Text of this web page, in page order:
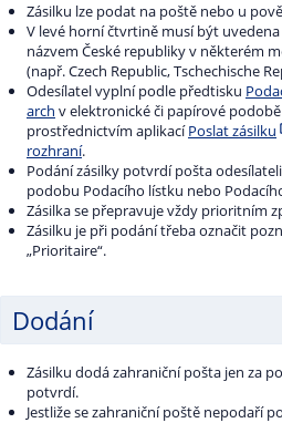
Zásilku lze podat na poště nebo u
V levé horní čtvrtině musí být
názvem České republiky v některém
(např. Czech Republic, Tschechische
Odesílatel vyplní podle předtisku
arch v elektronické či papírové
prostřednictvím aplikacíPoslat zásilku
rozhraní.
Podání zásilky potvrdí pošta
podobu Podacího lístku nebo
Zásilka se přepravuje vždy prioritním
Zásilku je při podání třeba označit
„Prioritaire“.
Dodání
Zásilku dodá zahraniční pošta jen za
potvrdí.
Jestliže se zahraniční poště nepodaří